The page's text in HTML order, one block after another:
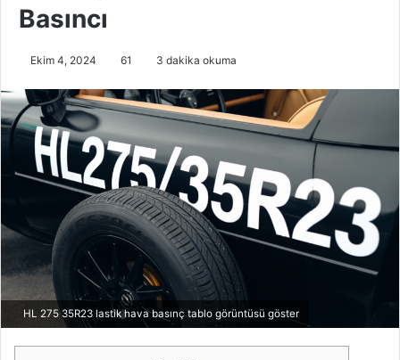
Basıncı
Ekim 4, 2024 61 3 dakika okuma
HL 275 35R23 lastik hava basınç tablo görüntüsü göster